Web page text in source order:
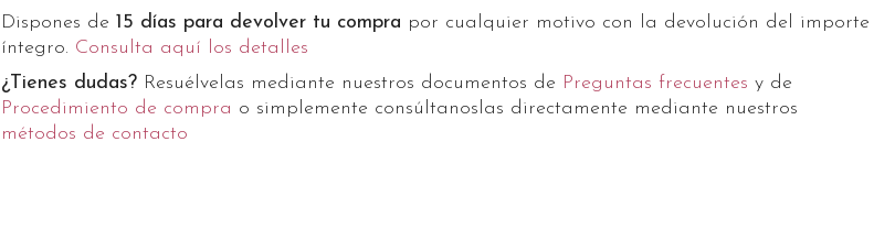
Dispones de15 días para devolver tu compra por cualquier motivo con la devolución del importe
íntegro. Consulta aquí los detalles
¿Tienes dudas? Resuélvelas mediante nuestros documentos de Preguntas frecuentes y de
Procedimiento de compra o simplemente consúltanoslas directamente mediante nuestros
métodos de contacto